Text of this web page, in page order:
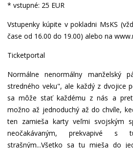
* vstupné: 25 EUR
Vstupenky kúpite v pokladni MsKS
čase od 16.00 do 19.00) alebo na
Ticketportal
Normálne nenormálny manželský
stredného veku", ale každý z dvojice
sa môže stať každému z nás a
možno až jednoduchý až do chvíle,
ten zamieša karty veľmi svojským
neočakávaným, prekvapivé s
strašným...Všetko sa tu mieša do